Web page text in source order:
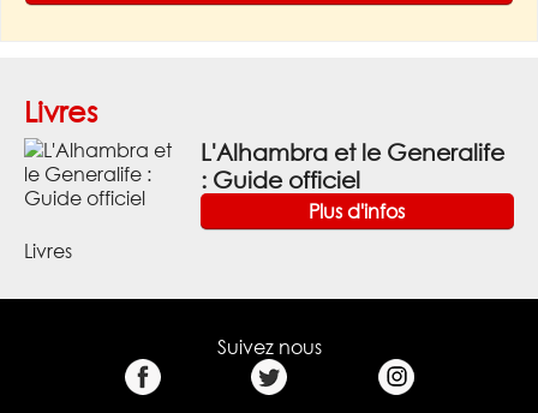
Livres
L'Alhambra et le Generalife
: Guide officiel
Plus d'infos
Livres
Suivez nous